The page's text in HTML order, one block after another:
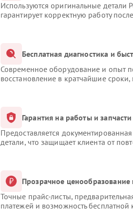
Используются оригинальные
гарантирует корректную работу
Бесплатная диагностика и
Современное оборудование и опыт
восстановление в кратчайшие
Гарантия на работы и запчасти
Предоставляется
детали, что защищает клиента от
Прозрачное ценообразование
Точные прайс-листы,
платежей и возможность